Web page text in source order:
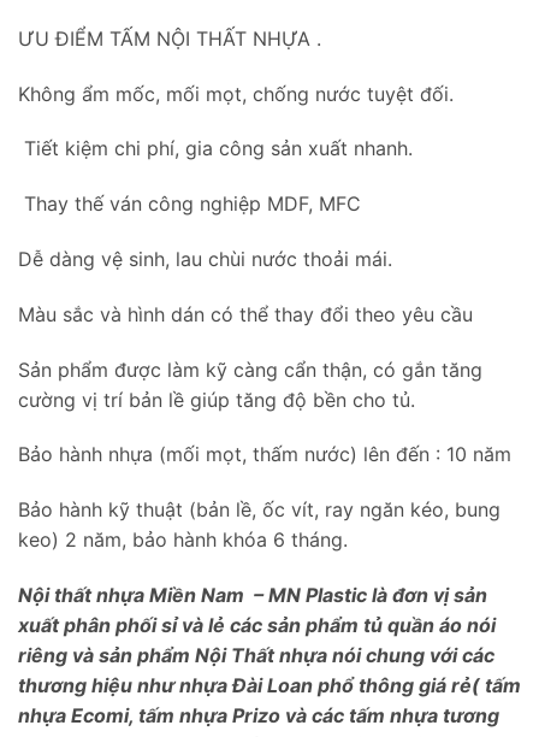
ƯU ĐIỂM TẤM NỘI THẤT NHỰA .
Không ẩm mốc, mối mọt, chống nước tuyệt đối.
Tiết kiệm chi phí, gia công sản xuất nhanh.
Thay thế ván công nghiệp MDF, MFC
Dễ dàng vệ sinh, lau chùi nước thoải mái.
Màu sắc và hình dán có thể thay đổi theo yêu cầu
Sản phẩm được làm kỹ càng cẩn thận, có gắn tăng
cường vị trí bản lề giúp tăng độ bền cho tủ.
Bảo hành nhựa (mối mọt, thấm nước) lên đến : 10 năm
Bảo hành kỹ thuật (bản lề, ốc vít, ray ngăn kéo, bung
keo) 2 năm, bảo hành khóa 6 tháng.
Nội thất nhựa Miền Nam – MN Plastic là đơn vị sản
xuất phân phối sỉ và lẻ các sản phẩm tủ quần áo nói
riêng và sản phẩm Nội Thất nhựa nói chung với các
thương hiệu như nhựa Đài Loan phổ thông giá rẻ( tấm
nhựa Ecomi, tấm nhựa Prizo và các tấm nhựa tương